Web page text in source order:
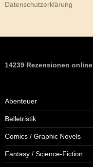
Datenschutzerklärung
14239 Rezensionen online
Abenteuer
Belletristik
Comics / Graphic Novels
Fantasy / Science-Fiction